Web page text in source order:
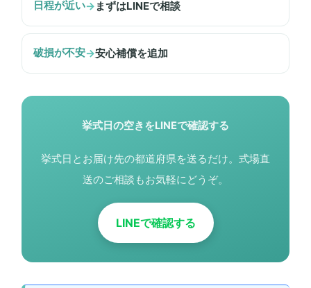
日程が近い→ まずはLINEで相談
破損が不安→安心補償を追加
挙式日の空きをLINEで確認する
挙式日とお届け先の都道府県を送るだけ。式場直
送のご相談もお気軽にどうぞ。
LINEで確認する